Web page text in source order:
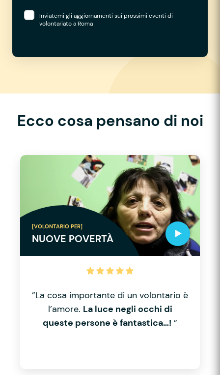
Inviatemi gli aggiornamenti sui prossimi eventi di
volontariato a Roma
Ecco cosa pensano di noi
[VOLONTARIO PER]
NUOVE POVERTÀ
”La cosa importante di un volontario è
l’amore. La luce negli occhi di
queste persone è fantastica…! ”